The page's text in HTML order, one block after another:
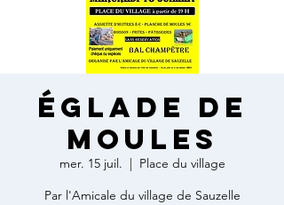
Églade de
moules
mer. 15 juil.
  |
Place du village
Par l'Amicale du village de Sauzelle